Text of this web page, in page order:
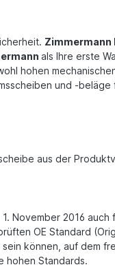
Zimmermann
als Ihre erste
hohen
und -beläge
aus der
November 2016 auch
OE Standard
können, auf dem
hohen Standards.